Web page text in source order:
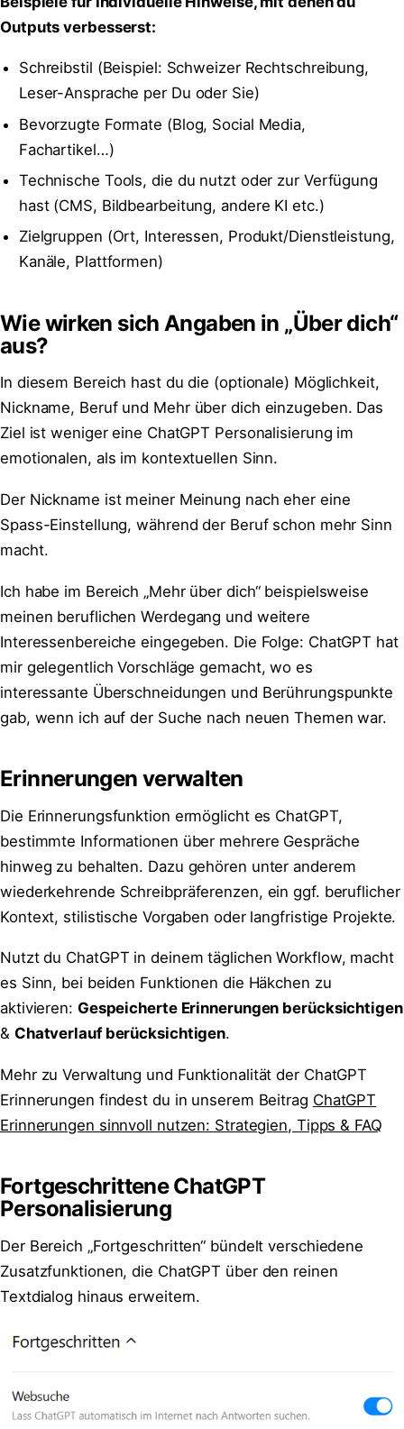
Outputs verbesserst:
Schreibstil (Beispiel: Schweizer Rechtschreibung,
Leser-Ansprache per Du oder Sie)
Bevorzugte Formate (Blog, Social Media,
Fachartikel…)
Technische Tools, die du nutzt oder zur Verfügung
hast (CMS, Bildbearbeitung, andere KI etc.)
Zielgruppen (Ort, Interessen, Produkt/Dienstleistung,
Kanäle, Plattformen)
Wie wirken sich Angaben in „Über dich“
aus?
In diesem Bereich hast du die (optionale) Möglichkeit,
Nickname, Beruf und Mehr über dich einzugeben. Das
Ziel ist weniger eine ChatGPT Personalisierung im
emotionalen, als im kontextuellen Sinn.
Der Nickname ist meiner Meinung nach eher eine
Spass-Einstellung, während der Beruf schon mehr Sinn
macht.
Ich habe im Bereich „Mehr über dich“ beispielsweise
meinen beruflichen Werdegang und weitere
Interessenbereiche eingegeben. Die Folge: ChatGPT hat
mir gelegentlich Vorschläge gemacht, wo es
interessante Überschneidungen und Berührungspunkte
gab, wenn ich auf der Suche nach neuen Themen war.
Erinnerungen verwalten
Die Erinnerungsfunktion ermöglicht es ChatGPT,
bestimmte Informationen über mehrere Gespräche
hinweg zu behalten. Dazu gehören unter anderem
wiederkehrende Schreibpräferenzen, ein ggf. beruflicher
Kontext, stilistische Vorgaben oder langfristige Projekte.
Nutzt du ChatGPT in deinem täglichen Workflow, macht
es Sinn, bei beiden Funktionen die Häkchen zu
aktivieren: Gespeicherte Erinnerungen berücksichtigen
& Chatverlauf berücksichtigen.
Mehr zu Verwaltung und Funktionalität der ChatGPT
Erinnerungen findest du in unserem Beitrag ChatGPT
Erinnerungen sinnvoll nutzen: Strategien, Tipps & FAQ
Fortgeschrittene ChatGPT
Personalisierung
Der Bereich „Fortgeschritten“ bündelt verschiedene
Zusatzfunktionen, die ChatGPT über den reinen
Textdialog hinaus erweitern.